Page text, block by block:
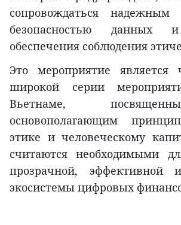
сопровождаться надежным
безопасностью данных
обеспечения соблюдения
Это мероприятие является
широкой серии
Вьетнаме,
основополагающим
этике и человеческому
считаются необходимыми
прозрачной, эффективной
экосистемы цифровых